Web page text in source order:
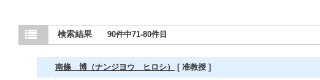
検索結果 90件中71-80件目
南條 博（ナンジヨウ ヒロシ） [ 准教授 ]